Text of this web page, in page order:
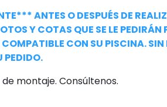
ANTES O DESPUÉS DE
Y COTAS QUE SE LE PEDIRÁN
COMPATIBLE CON SU PISCINA.
PEDIDO.
montaje. Consúltenos.